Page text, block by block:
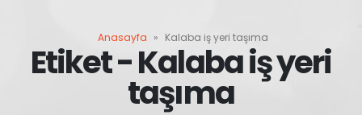
Anasayfa » Kalaba iş yeri taşıma
Etiket - Kalaba iş yeri
taşıma